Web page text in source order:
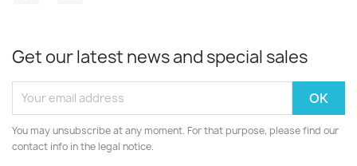
Get our latest news and special sales
You may unsubscribe at any moment. For that purpose, please find our
contact info in the legal notice.